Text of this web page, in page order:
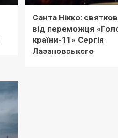
Санта Нікко:
від переможця
країни-11» Сергія
Лазановського